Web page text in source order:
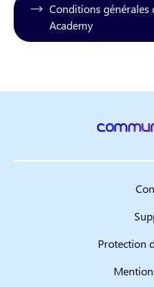
Conditions
Academy
Protection